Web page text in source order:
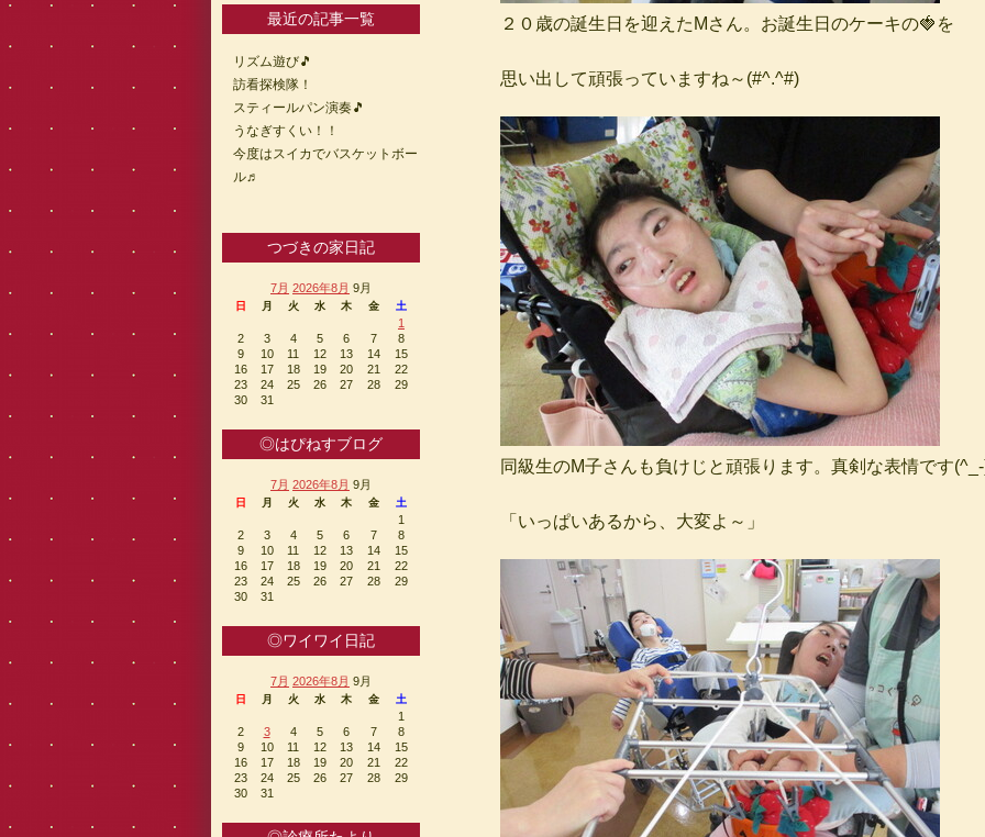
２０歳の誕生日を迎えたMさん。お誕生日のケーキの🍓を
思い出して頑張っていますね～(#^.^#)
同級生のM子さんも負けじと頑張ります。真剣な表情です
「いっぱいあるから、大変よ～」
最近の記事一覧
リズム遊び🎵
訪看探検隊！
スティールパン演奏🎵
うなぎすくい！！
今度はスイカでバスケットボー
ル♬
つづきの家日記
7月 2026年8月 9月
日 月 火 水 木 金 土
1
2
3 4 5 6 7
8
9
10 11 12 13 14
15
16
17 18 19 20 21
22
23
24 25 26 27 28
29
30
31
◎はぴねすブログ
7月 2026年8月 9月
日 月 火 水 木 金 土
1
2
3 4 5 6 7
8
9
10 11 12 13 14
15
16
17 18 19 20 21
22
23
24 25 26 27 28
29
30
31
◎ワイワイ日記
7月 2026年8月 9月
日 月 火 水 木 金 土
1
2
3 4 5 6 7
8
9
10 11 12 13 14
15
16
17 18 19 20 21
22
23
24 25 26 27 28
29
30
31